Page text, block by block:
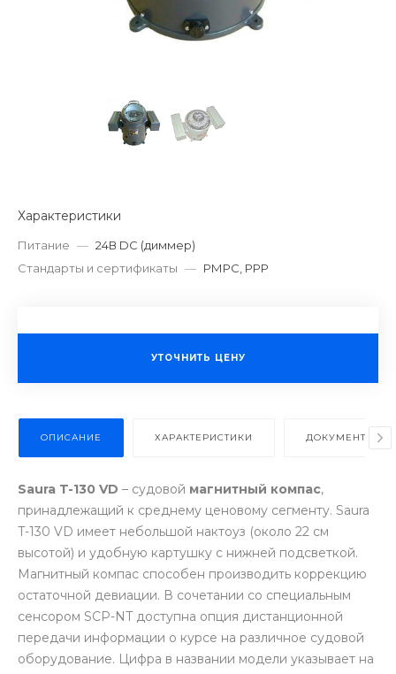
Характеристики
Питание — 24В DC (диммер)
Стандарты и сертификаты — РМРС, РРР
УТОЧНИТЬ ЦЕНУ
ОПИСАНИЕ ХАРАКТЕРИСТИКИ ДОКУМЕНТЫ
Saura T-130 VD – судовой магнитный компас,
принадлежащий к среднему ценовому сегменту. Saura
T-130 VD имеет небольшой нактоуз (около 22 см
высотой) и удобную картушку с нижней подсветкой.
Магнитный компас способен производить коррекцию
остаточной девиации. В сочетании со специальным
сенсором SCP-NT доступна опция дистанционной
передачи информации о курсе на различное судовой
оборудование. Цифра в названии модели указывает на